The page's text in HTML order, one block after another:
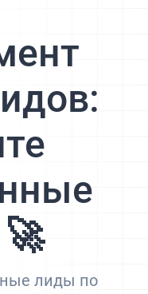
лиды по